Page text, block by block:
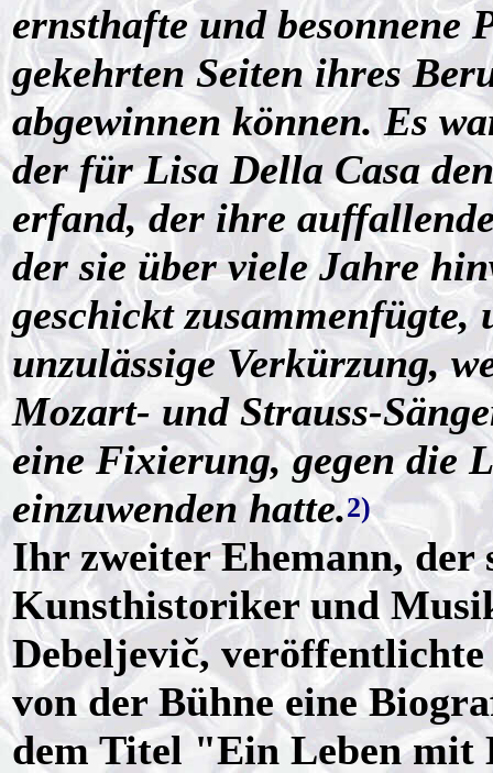
ernsthafte und besonnene
gekehrten Seiten ihres
abgewinnen können. Es
der für Lisa Della Casa
erfand, der ihre
der sie über viele Jahre
geschickt zusammenfügte,
unzulässige Verkürzung,
Mozart- und Strauss-
eine Fixierung, gegen die
einzuwenden hatte.2)
Ihr zweiter Ehemann, der
Kunsthistoriker und
Debeljevič,
von der Bühne eine
dem Titel "Ein Leben mit